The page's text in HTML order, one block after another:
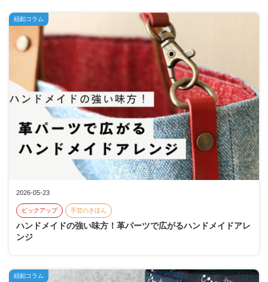
2026-05-23
ピックアップ 手芸のきほん
ハンドメイドの強い味方！革パーツで広がるハンドメイドアレ
ンジ
紐釦コラム
紐釦コラム